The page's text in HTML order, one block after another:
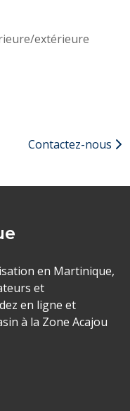
extérieure
Contactez-nous
en Martinique,
et
en ligne et
à la Zone Acajou